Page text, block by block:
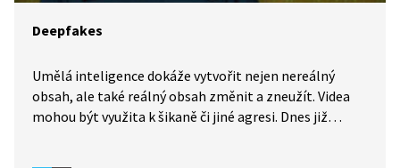
Deepfakes
Umělá inteligence dokáže vytvořit nejen nereálný
obsah, ale také reálný obsah změnit a zneužít. Videa
mohou být využita k šikaně či jiné agresi. Dnes již